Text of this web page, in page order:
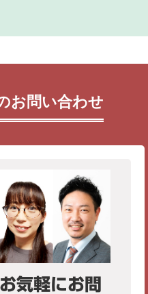
お問い合わせ
気軽にお問